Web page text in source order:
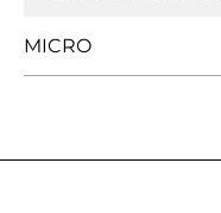
MICRO